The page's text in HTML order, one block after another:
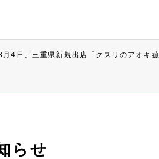
月4日、三重県新規出店「クスリのアオキ
らせ